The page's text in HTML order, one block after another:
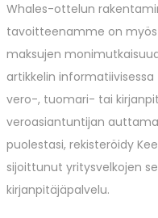
Whales-ottelun
tavoitteenamme on
maksujen
artikkelin
vero-, tuomari- tai
veroasiantuntijan
puolestasi, rekisteröidy
sijoittunut yritysvelkojen
kirjanpitäjäpalvelu.